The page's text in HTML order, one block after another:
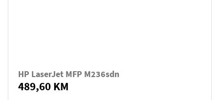
HP LaserJet MFP M236sdn
489,60 KM